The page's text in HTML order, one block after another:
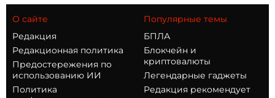
О сайте
Редакция
Редакционная политика
Предостережения по
использованию ИИ
Политика
Популярные темы
БПЛА
Блокчейн и
криптовалюты
Легендарные гаджеты
Редакция рекомендует